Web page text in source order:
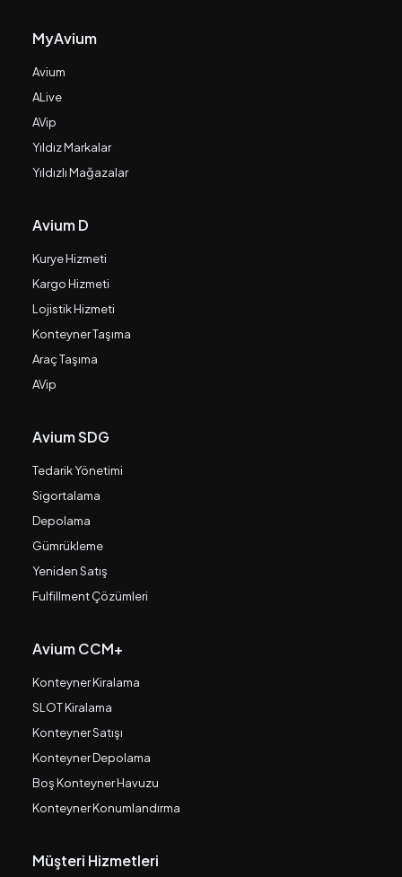
MyAvium
Avium
ALive
AVip
Yıldız Markalar
Yıldızlı Mağazalar
Avium D
Kurye Hizmeti
Kargo Hizmeti
Lojistik Hizmeti
Konteyner Taşıma
Araç Taşıma
AVip
Avium SDG
Tedarik Yönetimi
Sigortalama
Depolama
Gümrükleme
Yeniden Satış
Fulfillment Çözümleri
Avium CCM+
Konteyner Kiralama
SLOT Kiralama
Konteyner Satışı
Konteyner Depolama
Boş Konteyner Havuzu
Konteyner Konumlandırma
Müşteri Hizmetleri